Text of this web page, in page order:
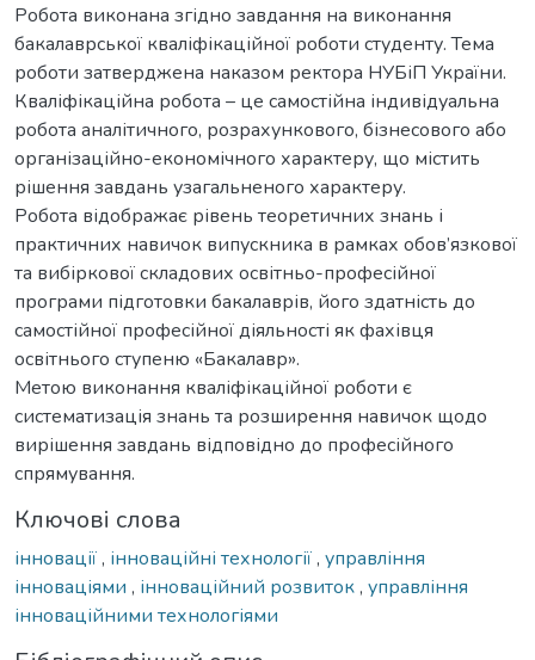
Робота виконана згідно завдання на виконання
бакалаврської кваліфікаційної роботи студенту. Тема
роботи затверджена наказом ректора НУБіП України.
Кваліфікаційна робота – це самостійна індивідуальна
робота аналітичного, розрахункового, бізнесового або
організаційно-економічного характеру, що містить
рішення завдань узагальненого характеру.
Робота відображає рівень теоретичних знань і
практичних навичок випускника в рамках обов’язкової
та вибіркової складових освітньо-професійної
програми підготовки бакалаврів, його здатність до
самостійної професійної діяльності як фахівця
освітнього ступеню «Бакалавр».
Метою виконання кваліфікаційної роботи є
систематизація знань та розширення навичок щодо
вирішення завдань відповідно до професійного
спрямування.
Ключові слова
інновації, інноваційні технології, управління
інноваціями , інноваційний розвиток, управління
інноваційними технологіями